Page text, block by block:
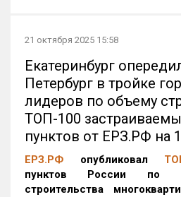
21 октября 2025 15:58
Екатеринбург
Петербург в тройке
лидеров по объему
ТОП-100
пунктов от ЕРЗ.РФ на
ЕРЗ.РФ опубликовал
пунктов России по
строительства